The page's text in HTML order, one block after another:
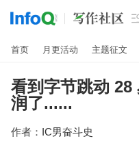
首页 月更活动 主题征文
看到字节跳动 28
润了......
作者： IC男奋斗史